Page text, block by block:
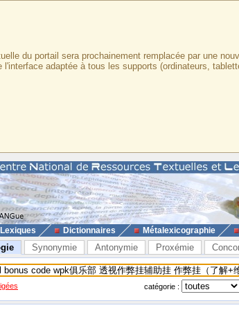
du portail sera prochainement remplacée par une
l'interface adaptée à tous les supports (ordinateurs,
Lexiques Dictionnaires Métalexicographie
Synonymie Antonymie Proxémie
catégorie :